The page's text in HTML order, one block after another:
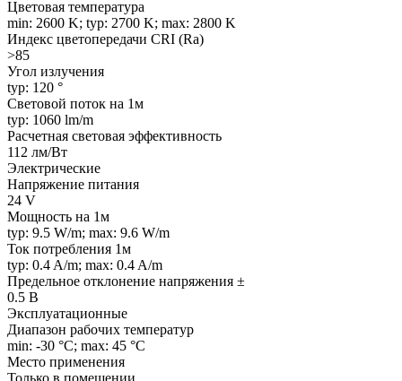
Цветовая температура
min: 2600 K; typ: 2700 K; max: 2800 K
Индекс цветопередачи CRI (Ra)
>85
Угол излучения
typ: 120 °
Световой поток на 1м
typ: 1060 lm/m
Расчетная световая эффективность
112 лм/Вт
Электрические
Напряжение питания
24 V
Мощность на 1м
typ: 9.5 W/m; max: 9.6 W/m
Ток потребления 1м
typ: 0.4 A/m; max: 0.4 A/m
Предельное отклонение напряжения ±
0.5 В
Эксплуатационные
Диапазон рабочих температур
min: -30 °C; max: 45 °C
Место применения
Только в помещении